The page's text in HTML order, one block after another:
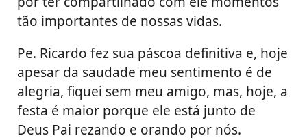
tão importantes de nossas vidas.
Pe. Ricardo fez sua páscoa definitiva e, hoje
apesar da saudade meu sentimento é de
alegria, fiquei sem meu amigo, mas, hoje, a
festa é maior porque ele está junto de
Deus Pai rezando e orando por nós.